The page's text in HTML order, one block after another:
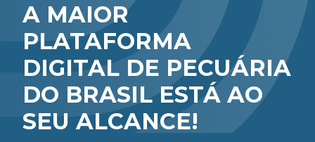
A MAIOR
PLATAFORMA
DIGITAL DE PECUÁRIA
DO BRASIL ESTÁ AO
SEU ALCANCE!